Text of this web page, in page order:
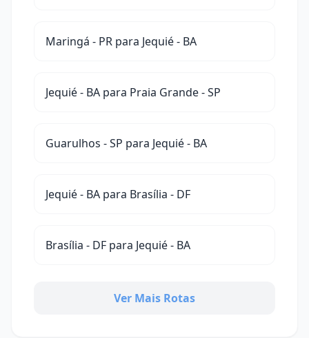
Maringá - PR para Jequié - BA
Jequié - BA para Praia Grande - SP
Guarulhos - SP para Jequié - BA
Jequié - BA para Brasília - DF
Brasília - DF para Jequié - BA
Ver Mais Rotas